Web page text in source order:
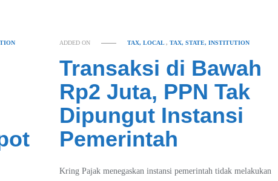
ADDED ON TAX, LOCAL, TAX, STATE, INSTITUTION
Transaksi di Bawah
Rp2 Juta, PPN Tak
Dipungut Instansi
Pemerintah
Kring Pajak menegaskan instansi pemerintah tidak melakukan